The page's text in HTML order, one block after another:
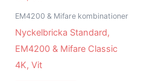
EM4200 & Mifare kombinationer
Nyckelbricka Standard,
EM4200 & Mifare Classic
4K, Vit